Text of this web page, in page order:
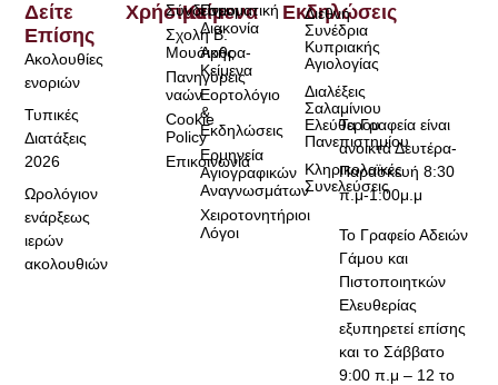
Τα Γραφεία είναι
ανοικτά Δευτέρα-
Παρασκευή 8:30
π.μ-1:00μ.μ
Το Γραφείο Αδειών
Γάμου και
Πιστοποιητκών
Ελευθερίας
εξυπηρετεί επίσης
και το Σάββατο
9:00 π.μ – 12 το
Χρήσιμα
Σύνδεσμοι
Σχολή Β.
Μουσικής
Πανηγύρεις
ναών
Cookie
Policy
Επικοινωνία
Κείμενα
Πνευματική
Διακονία
Άρθρα-
Κείμενα
Εορτολόγιο
&
Εκδηλώσεις
Ερμηνεία
Αγιογραφικών
Αναγνωσμάτων
Χειροτονητήριοι
Λόγοι
Δείτε
Επίσης
Ακολουθίες
ενοριών
Τυπικές
Διατάξεις
2026
Ωρολόγιον
ενάρξεως
ιερών
ακολουθιών
Εκδηλώσεις
Διεθνή
Συνέδρια
Κυπριακής
Αγιολογίας
Διαλέξεις
Σαλαμίνιου
Ελεύθερου
Πανεπιστημίου
Κληρικολαϊκές
Συνελεύσεις